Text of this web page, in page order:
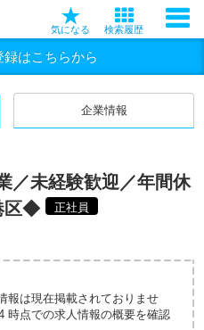
気になる 検索履歴
はこちらから
企業情報
／未経験歓迎／年間休
区◆
正社員
報は現在掲載されておりませ
時点での求人情報の概要を確認